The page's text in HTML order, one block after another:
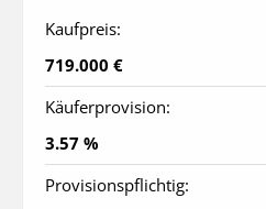
Kaufpreis:
719.000 €
Käuferprovision:
3.57 %
Provisionspflichtig: